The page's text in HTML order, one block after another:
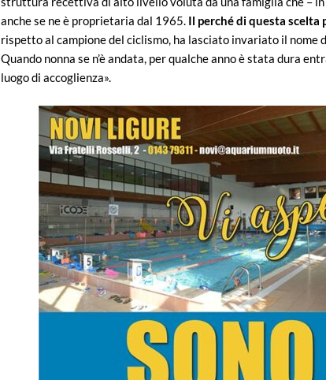
anche se ne è proprietaria dal 1965. Il perché di questa scelta
rispetto al campione del ciclismo, ha lasciato invariato il nome
Quando nonna se n’è andata, per qualche anno è stata dura
luogo di accoglienza».